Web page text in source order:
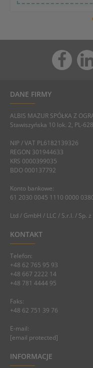
DANE FIRMY
ALBIS MAZUR SPÓŁKA Z
Stawiszyńska 10 lok. 2, PL-
NIP / VAT PL6182139326
REGON 301944633
KRS 0000399035
BDO 000137792
Konto bankowe:
61 2030 0045 1110 0000
Ltd / GmbH / LLC / S.r.l. / Sp. z
KONTAKT
Telefon:
+48 62 765 95 93
+48 667 2222 14
+48 781 4444 95
Faks:
+48 62 751 39 76
E-mail:
[email protected]
INFORMACJE